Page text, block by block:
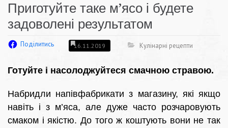
Приготуйте таке м’ясо і будете
задоволені результатом
Поділитись 16.11.2019 Кулінарні рецепти
Готуйте і насолоджуйтеся смачною стравою.
Набридли напівфабрикати з магазину, які якщо
навіть і з м’яса, але дуже часто розчаровують
смаком і якістю. До того ж коштують вони не так